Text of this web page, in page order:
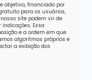
objetivo, financiado por
para os usuários,
site podem vir de
Essa
e a ordem em que
algoritmos próprios e
a exibição dos